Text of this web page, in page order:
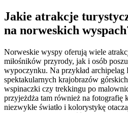
Jakie atrakcje
na norweskich
Norweskie wyspy oferują wiele
miłośników przyrody, jak i osób
wypoczynku. Na przykład
spektakularnych krajobrazów
wspinaczki czy trekkingu po
przyjeżdża tam również na fotografię
niezwykłe światło i kolorystykę